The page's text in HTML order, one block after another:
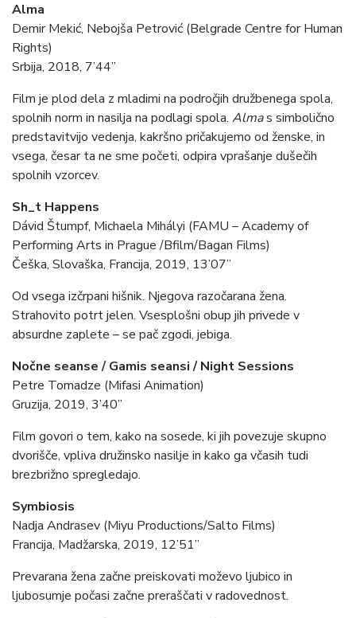
Alma
Demir Mekić, Nebojša Petrović (Belgrade Centre for Human
Rights)
Srbija, 2018, 7’44”
Film je plod dela z mladimi na področjih družbenega spola,
spolnih norm in nasilja na podlagi spola. Almas simbolično
predstavitvijo vedenja, kakršno pričakujemo od ženske, in
vsega, česar ta ne sme početi, odpira vprašanje dušečih
spolnih vzorcev.
Sh_t Happens
Dávid Štumpf, Michaela Mihályi (FAMU – Academy of
Performing Arts in Prague /Bfilm/Bagan Films)
Češka, Slovaška, Francija, 2019, 13’07”
Od vsega izčrpani hišnik. Njegova razočarana žena.
Strahovito potrt jelen. Vsesplošni obup jih privede v
absurdne zaplete – se pač zgodi, jebiga.
Nočne seanse / Gamis seansi / Night Sessions
Petre Tomadze (Mifasi Animation)
Gruzija, 2019, 3’40”
Film govori o tem, kako na sosede, ki jih povezuje skupno
dvorišče, vpliva družinsko nasilje in kako ga včasih tudi
brezbrižno spregledajo.
Symbiosis
Nadja Andrasev (Miyu Productions/Salto Films)
Francija, Madžarska, 2019, 12’51”
Prevarana žena začne preiskovati moževo ljubico in
ljubosumje počasi začne preraščati v radovednost.